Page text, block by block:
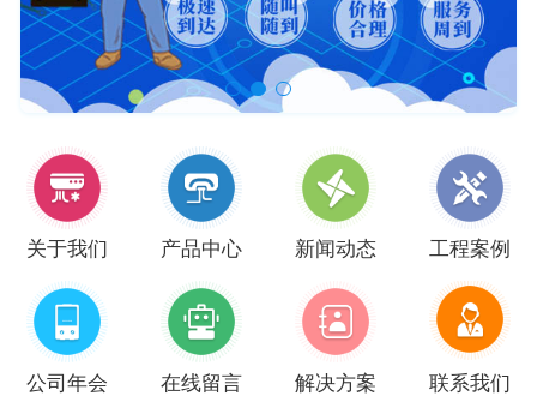
关于我们 产品中心 新闻动态 工程案例
公司年会 在线留言 解决方案 联系我们